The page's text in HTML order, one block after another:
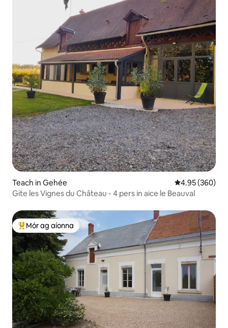
Teach in Gehée Meánrátáil
4.95 (360)
Gite les Vignes du Château - 4 pers in aice le Beauval
An-mhór ag aíonna
Mór ag aíonna